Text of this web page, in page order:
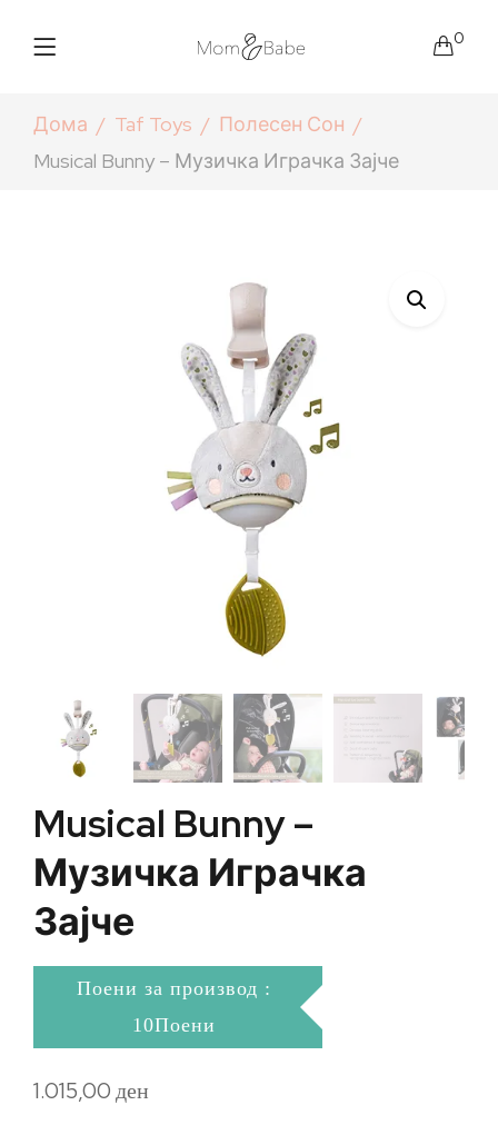
0
Дома Taf Toys
Полесен Сон
Musical Bunny – Музичка Играчка Зајче
Musical Bunny –
Музичка Играчка
Зајче
Поени за производ :
10Поени
1.015,00ден